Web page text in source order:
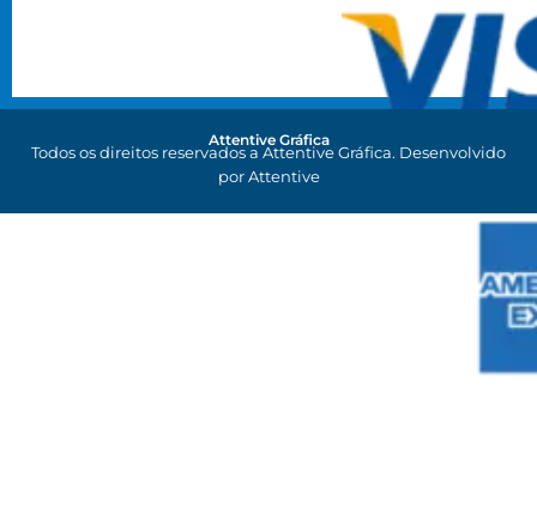
Attentive Gráfica
Todos os direitos reservados a Attentive Gráfica. Desenvolvido
por Attentive